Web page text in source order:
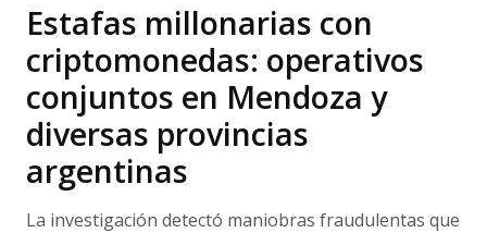
Estafas millonarias con
criptomonedas: operativos
conjuntos en Mendoza y
diversas provincias
argentinas
La investigación detectó maniobras fraudulentas que